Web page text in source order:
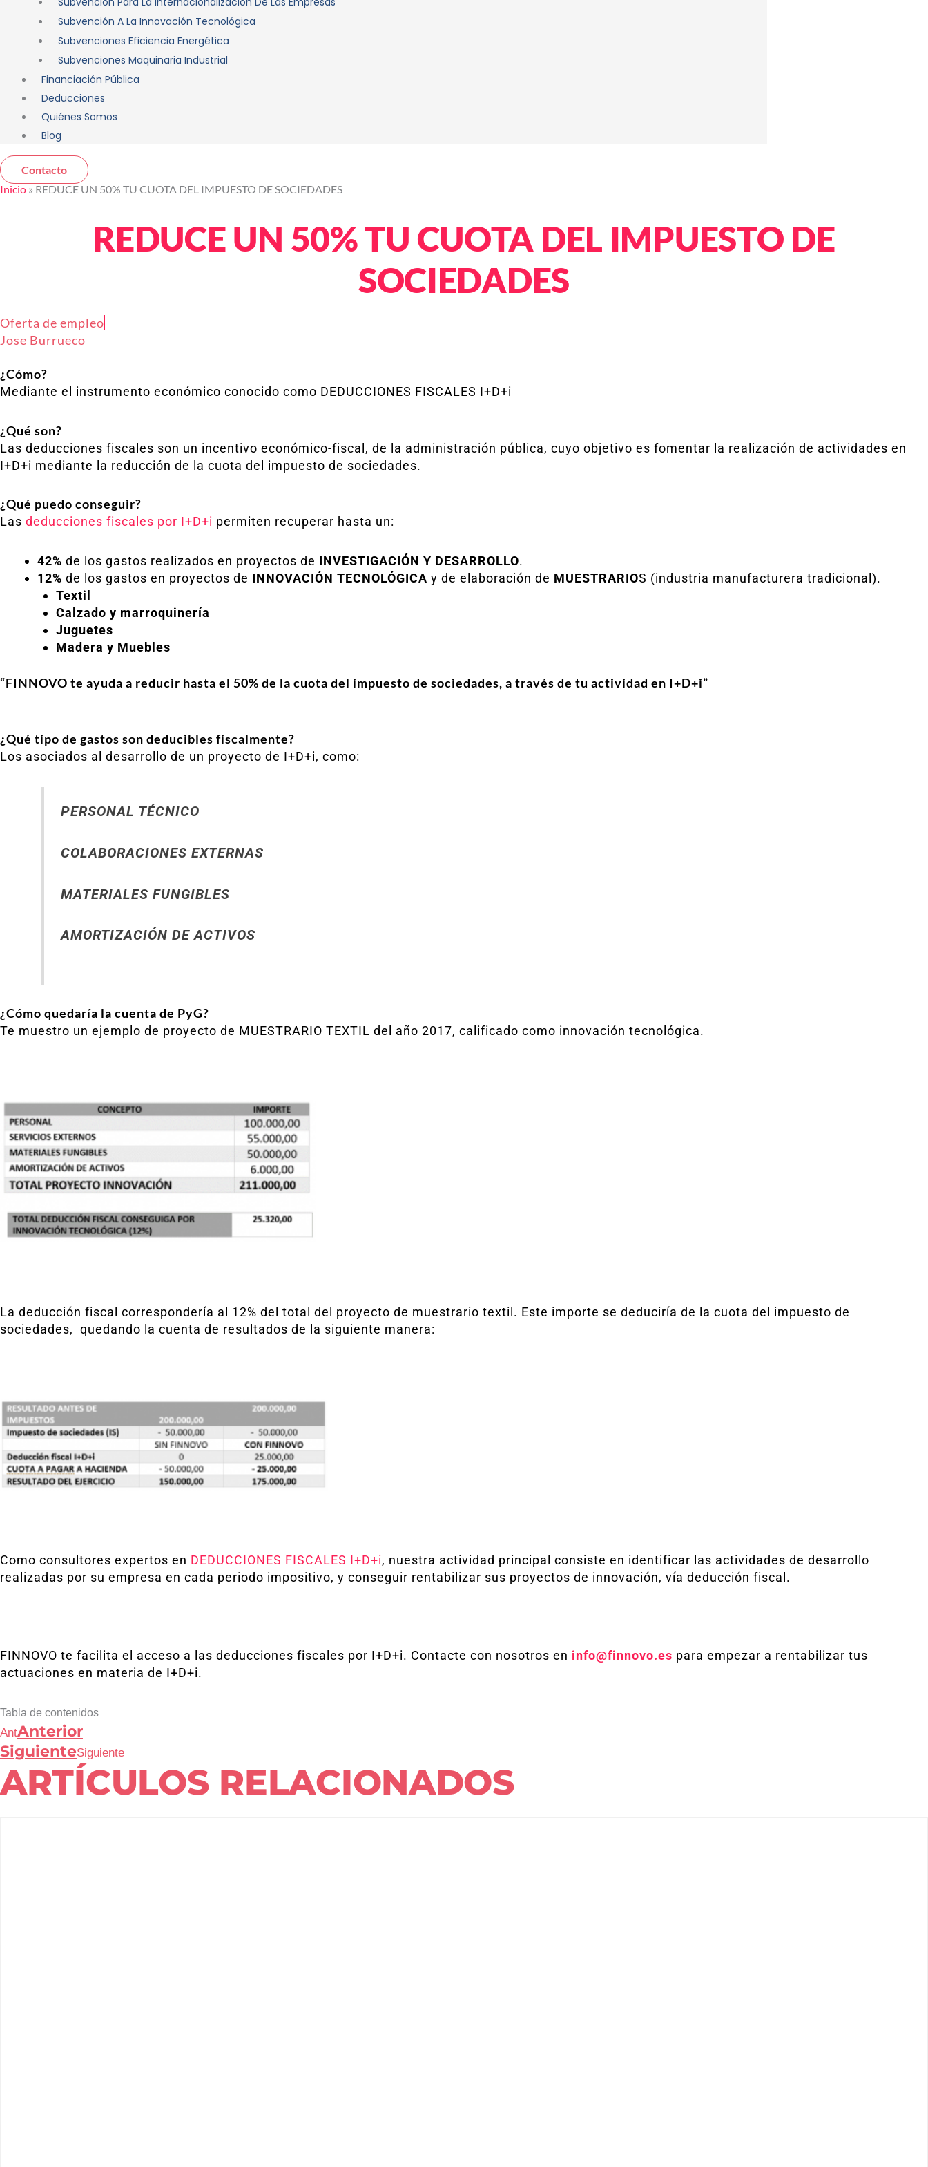
Subvención A La Innovación Tecnológica
Subvenciones Eficiencia Energética
Subvenciones Maquinaria Industrial
Financiación Pública
Deducciones
Quiénes Somos
Blog
Contacto
Inicio » REDUCE UN 50% TU CUOTA DEL IMPUESTO DE SOCIEDADES
REDUCE UN 50% TU CUOTA DEL IMPUESTO DE
SOCIEDADES
Oferta de empleo
Jose Burrueco
¿Cómo?
Mediante el instrumento económico conocido como DEDUCCIONES FISCALES I+D+i
¿Qué son?
Las deducciones fiscales son un incentivo económico-fiscal, de la administración pública, cuyo objetivo es fomentar la realización de actividades en
I+D+i mediante la reducción de la cuota del impuesto de sociedades.
¿Qué puedo conseguir?
Las deducciones fiscales por I+D+i permiten recuperar hasta un:
42% de los gastos realizados en proyectos de INVESTIGACIÓN Y DESARROLLO.
12% de los gastos en proyectos de INNOVACIÓN TECNOLÓGICA y de elaboración de MUESTRARIOS (industria manufacturera tradicional).
Textil
Calzado y marroquinería
Juguetes
Madera y Muebles
“FINNOVO te ayuda a reducir hasta el 50% de la cuota del impuesto de sociedades, a través de tu actividad en I+D+i”
¿Qué tipo de gastos son deducibles fiscalmente?
Los asociados al desarrollo de un proyecto de I+D+i, como:
PERSONAL TÉCNICO
COLABORACIONES EXTERNAS
MATERIALES FUNGIBLES
AMORTIZACIÓN DE ACTIVOS
¿Cómo quedaría la cuenta de PyG?
Te muestro un ejemplo de proyecto de MUESTRARIO TEXTIL del año 2017, calificado como innovación tecnológica.
La deducción fiscal correspondería al 12% del total del proyecto de muestrario textil. Este importe se deduciría de la cuota del impuesto de
sociedades, quedando la cuenta de resultados de la siguiente manera:
Como consultores expertos en DEDUCCIONES FISCALES I+D+i, nuestra actividad principal consiste en identificar las actividades de desarrollo
realizadas por su empresa en cada periodo impositivo, y conseguir rentabilizar sus proyectos de innovación, vía deducción fiscal.
FINNOVO te facilita el acceso a las deducciones fiscales por I+D+i. Contacte con nosotros en info@finnovo.es para empezar a rentabilizar tus
actuaciones en materia de I+D+i.
Tabla de contenidos
AntAnterior
SiguienteSiguiente
ARTÍCULOS RELACIONADOS